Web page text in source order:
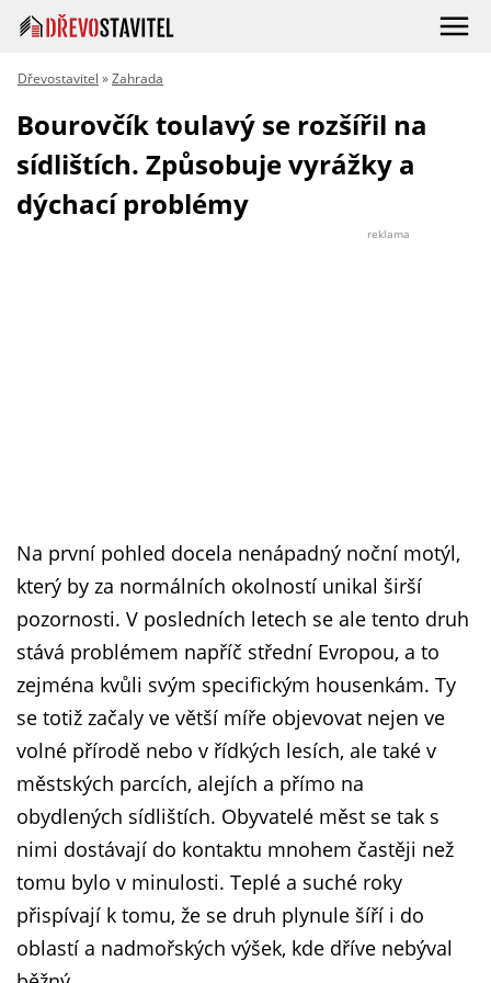
Dřevostavitel »Zahrada
Bourovčík toulavý se rozšířil na
sídlištích. Způsobuje vyrážky a
dýchací problémy
reklama
Na první pohled docela nenápadný noční motýl,
který by za normálních okolností unikal širší
pozornosti. V posledních letech se ale tento druh
stává problémem napříč střední Evropou, a to
zejména kvůli svým specifickým housenkám. Ty
se totiž začaly ve větší míře objevovat nejen ve
volné přírodě nebo v řídkých lesích, ale také v
městských parcích, alejích a přímo na
obydlených sídlištích. Obyvatelé měst se tak s
nimi dostávají do kontaktu mnohem častěji než
tomu bylo v minulosti. Teplé a suché roky
přispívají k tomu, že se druh plynule šíří i do
oblastí a nadmořských výšek, kde dříve nebýval